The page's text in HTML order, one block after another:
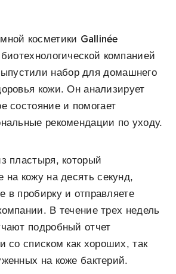
косметики Gallinée
компанией
набор для домашнего
кожи. Он анализирует
состояние и помогает
рекомендации по уходу.
пластыря, который
на кожу на десять секунд,
в пробирку и отправляете
В течение трех недель
подробный отчет
со списком как хороших, так
на коже бактерий.